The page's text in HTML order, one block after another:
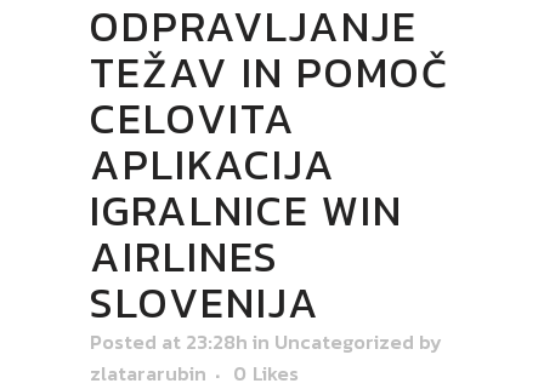
ODPRAVLJANJE
TEŽAV IN POMOČ
CELOVITA
APLIKACIJA
IGRALNICE WIN
AIRLINES
SLOVENIJA
Posted at 23:28h in Uncategorized by
zlatararubin
0 Likes